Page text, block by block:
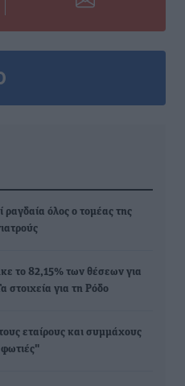
ραγδαία όλος ο τομέας της
το 82,15% των θέσεων για
στοιχεία για τη Ρόδο
εταίρους και συμμάχους
φωτιές"